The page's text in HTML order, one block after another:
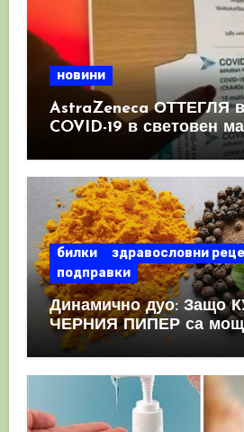
новини
AstraZeneca ОТТЕГЛЯ
COVID-19 в световен
като призна, че те
билки
здравословни
подправки
Динамично дуо: Защо
ЧЕРНИЯ ПИПЕР са
комбинация